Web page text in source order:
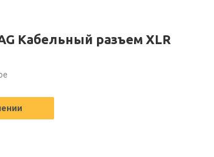
Кабельный разъем XLR